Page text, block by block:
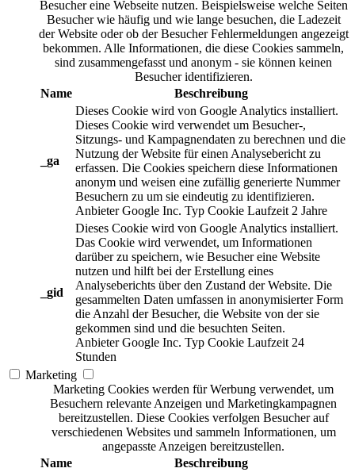
Besucher eine Webseite nutzen. Beispielsweise welche Seiten
Besucher wie häufig und wie lange besuchen, die Ladezeit
der Website oder ob der Besucher Fehlermeldungen angezeigt
bekommen. Alle Informationen, die diese Cookies sammeln,
sind zusammengefasst und anonym - sie können keinen
Besucher identifizieren.
Name
Beschreibung
_ga
Dieses Cookie wird von Google Analytics installiert.
Dieses Cookie wird verwendet um Besucher-,
Sitzungs- und Kampagnendaten zu berechnen und die
Nutzung der Website für einen Analysebericht zu
erfassen. Die Cookies speichern diese Informationen
anonym und weisen eine zufällig generierte Nummer
Besuchern zu um sie eindeutig zu identifizieren.
Anbieter Google Inc. Typ Cookie Laufzeit 2 Jahre
_gid
Dieses Cookie wird von Google Analytics installiert.
Das Cookie wird verwendet, um Informationen
darüber zu speichern, wie Besucher eine Website
nutzen und hilft bei der Erstellung eines
Analyseberichts über den Zustand der Website. Die
gesammelten Daten umfassen in anonymisierter Form
die Anzahl der Besucher, die Website von der sie
gekommen sind und die besuchten Seiten.
Anbieter Google Inc. Typ Cookie Laufzeit 24
Stunden
Marketing
Marketing Cookies werden für Werbung verwendet, um
Besuchern relevante Anzeigen und Marketingkampagnen
bereitzustellen. Diese Cookies verfolgen Besucher auf
verschiedenen Websites und sammeln Informationen, um
angepasste Anzeigen bereitzustellen.
Name
Beschreibung